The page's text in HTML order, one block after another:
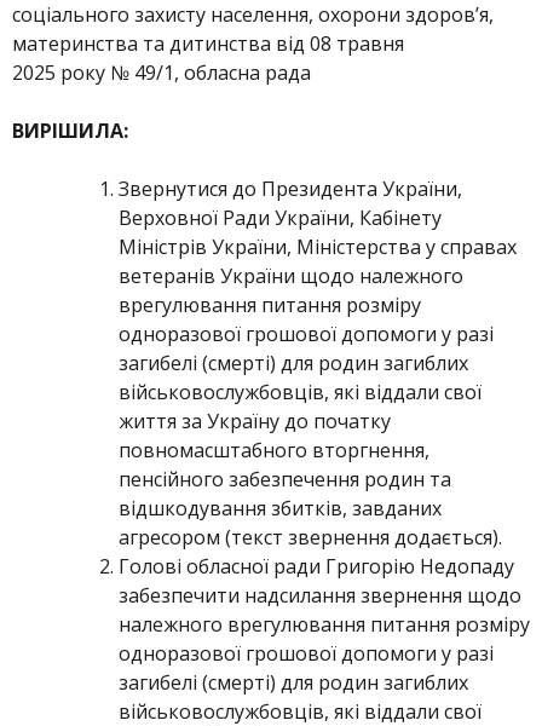
соціального захисту населення, охорони здоров’я,
материнства та дитинства від 08 травня
2025 року № 49/1, обласна рада
ВИРІШИЛА:
Звернутися до Президента України,
Верховної Ради України, Кабінету
Міністрів України, Міністерства у справах
ветеранів України щодо належного
врегулювання питання розміру
одноразової грошової допомоги у разі
загибелі (смерті) для родин загиблих
військовослужбовців, які віддали свої
життя за Україну до початку
повномасштабного вторгнення,
пенсійного забезпечення родин та
відшкодування збитків, завданих
агресором (текст звернення додається).
Голові обласної ради Григорію Недопаду
забезпечити надсилання звернення щодо
належного врегулювання питання розміру
одноразової грошової допомоги у разі
загибелі (смерті) для родин загиблих
військовослужбовців, які віддали свої